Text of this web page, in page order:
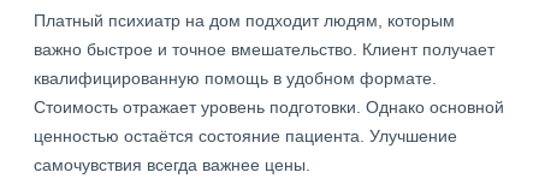
Платный психиатр на дом подходит людям, которым
важно быстрое и точное вмешательство. Клиент получает
квалифицированную помощь в удобном формате.
Стоимость отражает уровень подготовки. Однако основной
ценностью остаётся состояние пациента. Улучшение
самочувствия всегда важнее цены.